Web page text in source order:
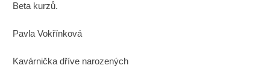
Beta kurzů.
Pavla Vokřínková
Kavárnička dříve narozených